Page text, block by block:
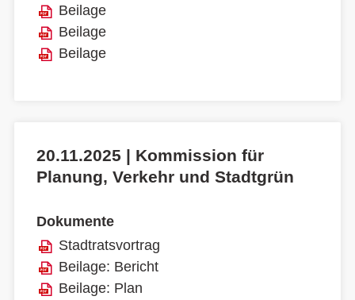
Beilage
Beilage
Beilage
20.11.2025 | Kommission für
Planung, Verkehr und Stadtgrün
Dokumente
Stadtratsvortrag
Beilage: Bericht
Beilage: Plan